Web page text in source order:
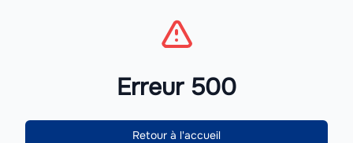
Erreur 500
Retour à l'accueil